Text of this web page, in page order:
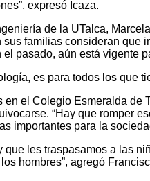
expresó Icaza.
de la UTalca,
familias consideran
pasado, aún está vigente
es para todos los
el Colegio Esmeralda
“Hay que romper
importantes para la
les traspasamos a las
hombres”, agregó